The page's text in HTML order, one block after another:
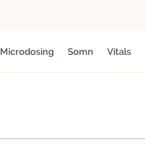
Microdosing Somn Vitals